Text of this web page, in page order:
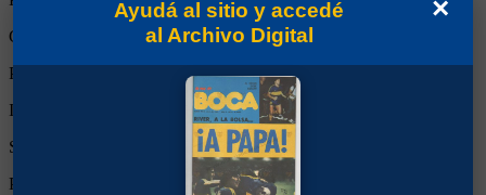
Goles Convertidos: 0 (0.00)
Partidos de titular:
Ingresos desde el banco:
Suplente:
Partidos completos:
×
Ayudá al sitio y accedé
al Archivo Digital